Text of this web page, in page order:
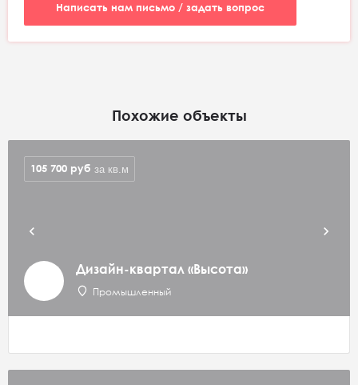
Написать нам письмо / задать вопрос
Похожие объекты
Дизайн-квартал «Высота»
Промышленный
105 700 руб за кв.м